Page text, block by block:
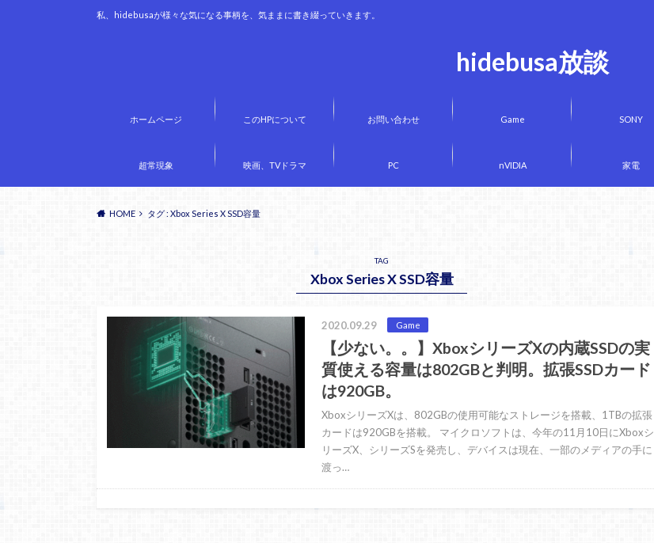
hidebusa放談
私、hidebusaが様々な気になる事柄を、気ままに書き綴っていきます。
ホームページ このHPについて お問い合わせ Game SONY
超常現象 映画、TVドラマ PC nVIDIA 家電
HOME タグ : Xbox Series X SSD容量
TAG
Xbox Series X SSD容量
2020.09.29 Game
【少ない。。】XboxシリーズXの内蔵SSDの実
質使える容量は802GBと判明。拡張SSDカード
は920GB。
XboxシリーズXは、802GBの使用可能なストレージを搭載、1TBの拡張
カードは920GBを搭載。 マイクロソフトは、今年の11月10日にXboxシ
リーズX、シリーズSを発売し、デバイスは現在、一部のメディアの手に
渡っ…